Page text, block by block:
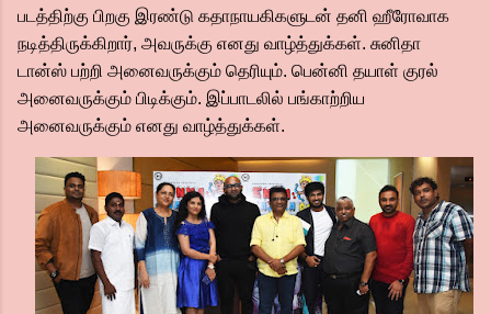
படத்திற்கு பிறகு இரண்டு கதாநாயகிகளுடன் தனி ஹீரோவாக
நடித்திருக்கிறார், அவருக்கு எனது வாழ்த்துக்கள். சுனிதா
டான்ஸ் பற்றி அனைவருக்கும் தெரியும். பென்னி தயாள் குரல்
அனைவருக்கும் பிடிக்கும். இப்பாடலில் பங்காற்றிய
அனைவருக்கும் எனது வாழ்த்துக்கள்.